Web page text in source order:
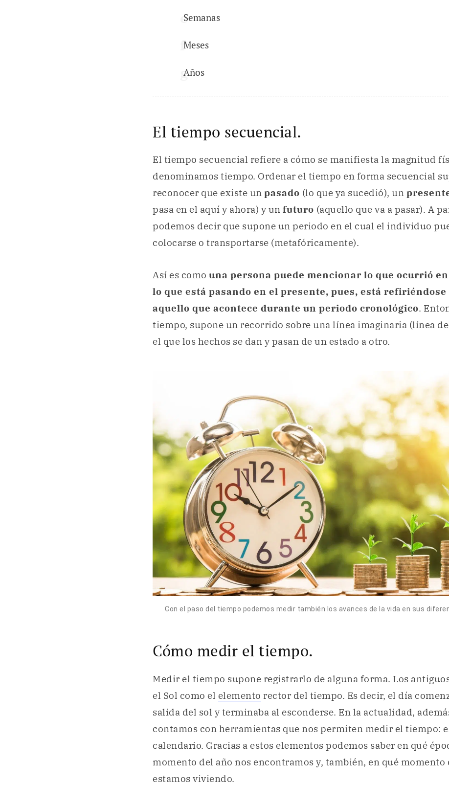
Semanas
Meses
Años
El tiempo secuencial.
El tiempo secuencial refiere a cómo se manifiesta la magnitud
denominamos tiempo. Ordenar el tiempo en forma secuencial
reconocer que existe un pasado (lo que ya sucedió), un
pasa en el aquí y ahora) y un futuro (aquello que va a pasar). A
podemos decir que supone un periodo en el cual el individuo
colocarse o transportarse (metafóricamente).
Así es como una persona puede mencionar lo que ocurrió
lo que está pasando en el presente, pues, está refiriéndose
aquello que acontece durante un periodo cronológico.
tiempo, supone un recorrido sobre una línea imaginaria (línea
el que los hechos se dan y pasan de un estado a otro.
Con el paso del tiempo podemos medir también los avances de la vida en sus
Cómo medir el tiempo.
Medir el tiempo supone registrarlo de alguna forma. Los
el Sol como el elemento rector del tiempo. Es decir, el día
salida del sol y terminaba al esconderse. En la actualidad,
contamos con herramientas que nos permiten medir el tiempo:
calendario. Gracias a estos elementos podemos saber en qué
momento del año nos encontramos y, también, en qué momento
estamos viviendo.